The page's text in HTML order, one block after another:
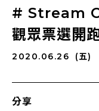
# Stream
觀眾票選開
2020.06.26 (五)
分享